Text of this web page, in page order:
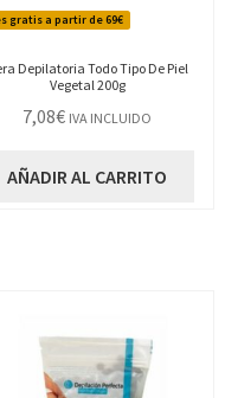
gratis a partir de 69€
Depilatoria Todo Tipo De Piel
Vegetal 200g
7,08€ IVA INCLUIDO
AÑADIR AL CARRITO